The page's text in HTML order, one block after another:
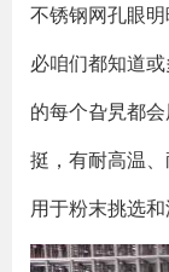
不锈钢网孔眼
必咱们都知道
的每个旮旯都
挺，有耐高温
用于粉末挑选和